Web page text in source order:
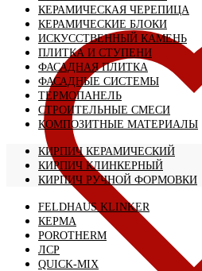
КЕРАМИЧЕСКАЯ ЧЕРЕПИЦА
КЕРАМИЧЕСКИЕ БЛОКИ
ИСКУССТВЕННЫЙ КАМЕНЬ
ПЛИТКА И СТУПЕНИ
ФАСАДНАЯ ПЛИТКА
ФАСАДНЫЕ СИСТЕМЫ
ТЕРМОПАНЕЛЬ
СТРОИТЕЛЬНЫЕ СМЕСИ
КОМПОЗИТНЫЕ МАТЕРИАЛЫ
КИРПИЧ КЕРАМИЧЕСКИЙ
КИРПИЧ КЛИНКЕРНЫЙ
КИРПИЧ РУЧНОЙ ФОРМОВКИ
FELDHAUS KLINKER
КЕРМА
POROTHERM
ЛСР
QUICK-MIX